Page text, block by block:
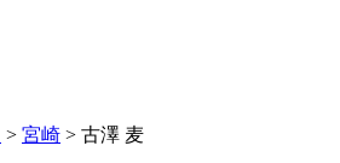
> 宮崎 > 古澤 麦